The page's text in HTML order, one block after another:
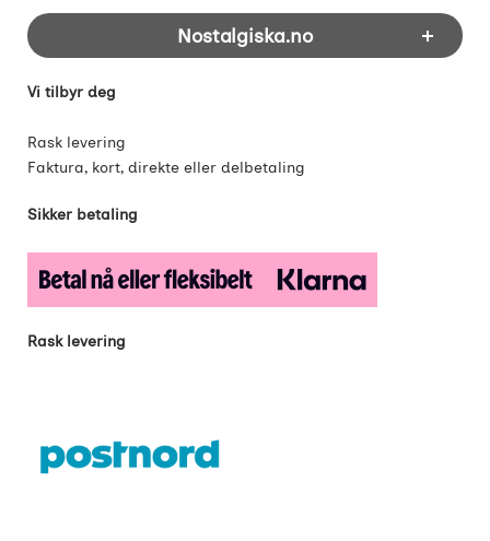
Footer-innhold Blandet informasjon og
Nostalgiska.no
Vi tilbyr deg
Rask levering
Faktura, kort, direkte eller delbetaling
Sikker betaling
Rask levering